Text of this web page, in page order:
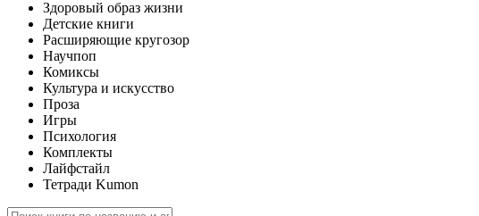
Здоровый образ жизни
Детские книги
Расширяющие кругозор
Научпоп
Комиксы
Культура и искусство
Проза
Игры
Психология
Комплекты
Лайфстайл
Тетради Kumon